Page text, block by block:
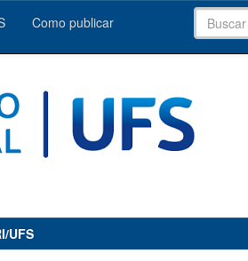
Como publicar
UFS